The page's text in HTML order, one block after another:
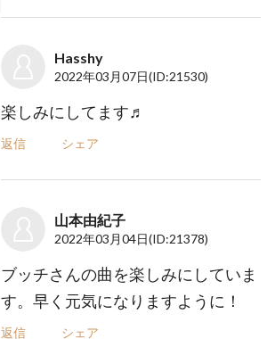
Hasshy
2022年03月07日(ID:21530)
楽しみにしてます♬
返信 シェア
山本由紀子
2022年03月04日(ID:21378)
ブッチさんの曲を楽しみにしていま
す。早く元気になりますように！
返信 シェア